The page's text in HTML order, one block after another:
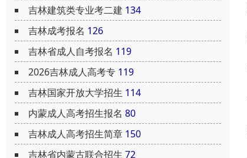
吉林建筑类专业考二建 134
吉林成考报名 126
吉林省成人自考报名 119
2026吉林成人高考专 119
吉林国家开放大学招生 114
内蒙成人高考招生报名 80
吉林成人高考招生简章 150
吉林省内蒙古联合招生 72